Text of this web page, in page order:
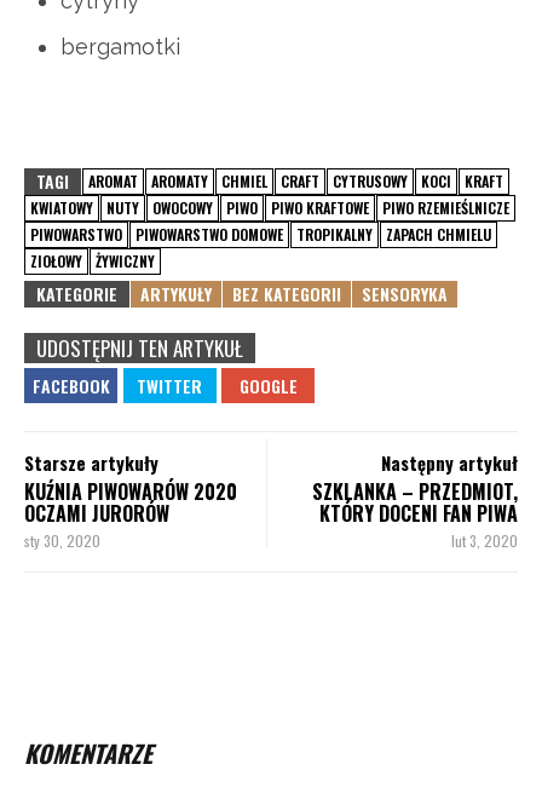
bergamotki
TAGI AROMAT AROMATY CHMIEL CRAFT CYTRUSOWY KOCI
KRAFT
KWIATOWY
NUTY OWOCOWY PIWO PIWO KRAFTOWE
PIWO RZEMIEŚLNICZE
PIWOWARSTWO
PIWOWARSTWO DOMOWE TROPIKALNY
ZAPACH CHMIELU
ZIOŁOWY
ŻYWICZNY
KATEGORIE ARTYKUŁY BEZ KATEGORII SENSORYKA
UDOSTĘPNIJ TEN ARTYKUŁ
Starsze artykuły
KUŹNIA PIWOWARÓW 2020
OCZAMI JURORÓW
sty 30, 2020
Następny artykuł
SZKLANKA – PRZEDMIOT,
KTÓRY DOCENI FAN PIWA
lut 3, 2020
KOMENTARZE